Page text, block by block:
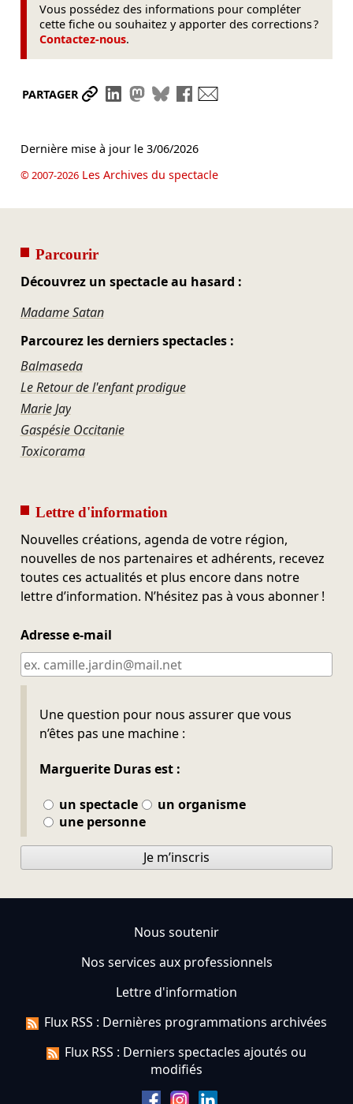
Vous possédez des informations pour compléter
cette fiche ou souhaitez y apporter des corrections ?
Contactez-nous.
PARTAGER Partager le lien
Partager sur LinkedIn
Partager sur Mastodon
Partager sur Bluesky
Partager sur Facebook
Dernière mise à jour le 3/06/2026
© 2007-2026Les Archives du spectacle
Parcourir
Découvrez un spectacle au hasard :
Madame Satan
Parcourez les derniers spectacles :
Balmaseda
Le Retour de l'enfant prodigue
Marie Jay
Gaspésie Occitanie
Toxicorama
Lettre d'information
Nouvelles créations, agenda de votre région,
nouvelles de nos partenaires et adhérents, recevez
toutes ces actualités et plus encore dans notre
lettre d’information. N’hésitez pas à vous abonner !
Adresse e-mail
Une question pour nous assurer que vous
n’êtes pas une machine :
Marguerite Duras est :
un spectacle
un organisme
une personne
Ne pas remplir
Je m’inscris
Nous soutenir
Nos services aux professionnels
Lettre d'information
Flux RSS : Dernières programmations archivées
Flux RSS : Derniers spectacles ajoutés ou
modifiés